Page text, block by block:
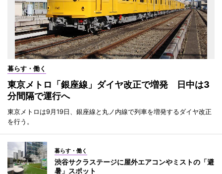
暮らす・働く
東京メトロ「銀座線」ダイヤ改正で増発 日中は3
分間隔で運行へ
東京メトロは9月19日、銀座線と丸ノ内線で列車を増発するダイヤ改正
を行う。
暮らす・働く
渋谷サクラステージに屋外エアコンやミストの「避
暑」スポット